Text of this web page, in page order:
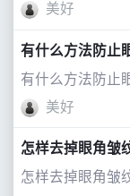
美好
有什么方法防止
有什么方法防止
美好
怎样去掉眼角皱
怎样去掉眼角皱